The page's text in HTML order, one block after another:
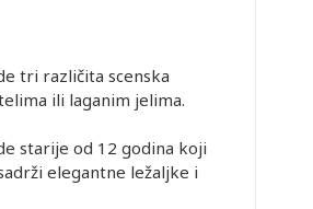
tri različita scenska
ili laganim jelima.
starije od 12 godina koji
elegantne ležaljke i